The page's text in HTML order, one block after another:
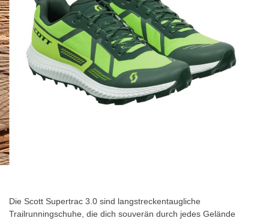
images
gallery
Die Scott Supertrac 3.0 sind langstreckentaugliche
Trailrunningschuhe, die dich souverän durch jedes Gelände